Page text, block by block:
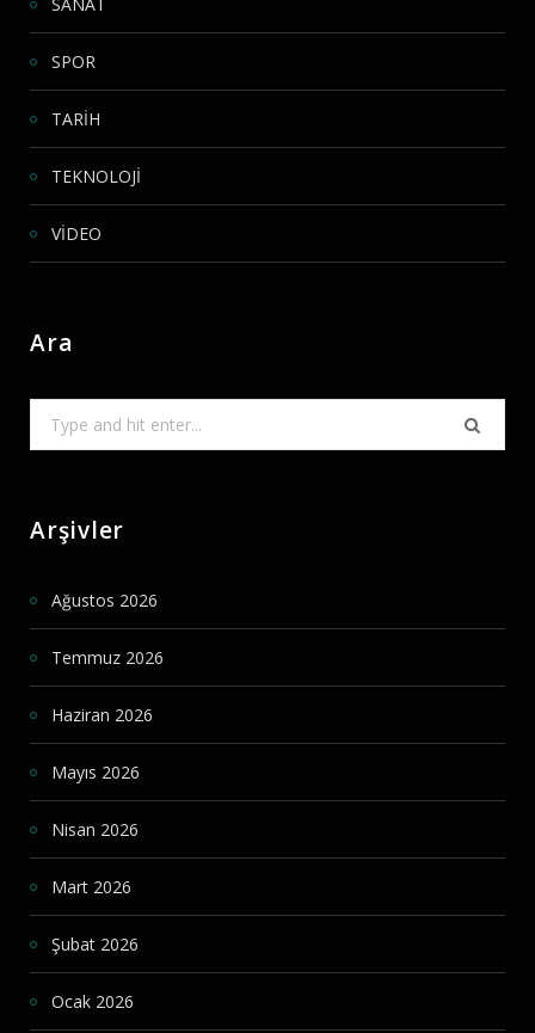
SPOR
TARİH
TEKNOLOJİ
VİDEO
Ara
for:
Arşivler
Ağustos 2026
Temmuz 2026
Haziran 2026
Mayıs 2026
Nisan 2026
Mart 2026
Şubat 2026
Ocak 2026